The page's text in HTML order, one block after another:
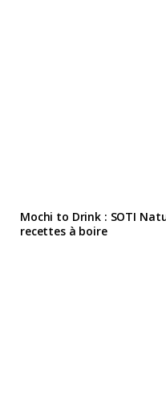
Mochi to Drink : SOTI
recettes à boire